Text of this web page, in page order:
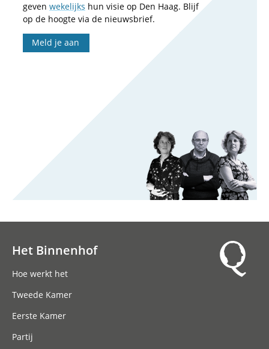
geven wekelijks hun visie op Den Haag. Blijf
op de hoogte via de nieuwsbrief.
Meld je aan
Het Binnenhof
Hoe werkt het
Tweede Kamer
Eerste Kamer
Partij